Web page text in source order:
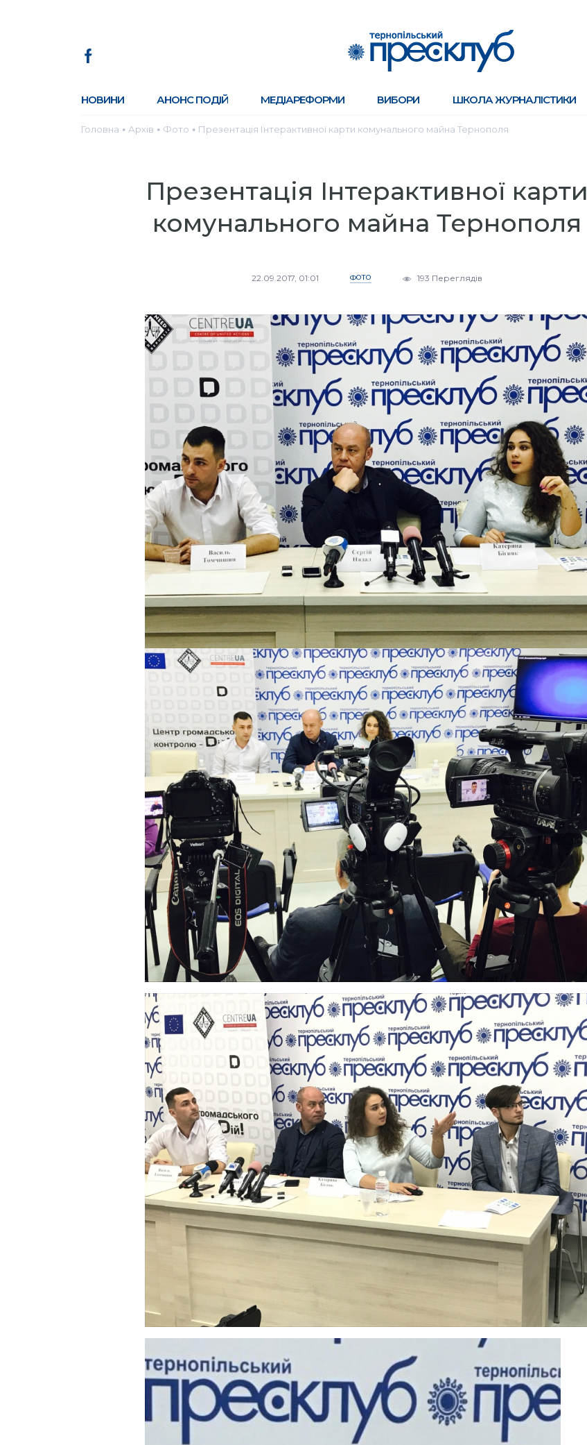
НОВИНИ АНОНС ПОДІЙ МЕДІАРЕФОРМИ ВИБОРИ ШКОЛА ЖУРНАЛІСТИКИ
Головна ● Архів ● Фото ● Презентація Інтерактивної карти комунального майна Тернополя
Презентація Інтерактивної карти
комунального майна Тернополя
22.09.2017, 01:01 ФОТО 193 Переглядів